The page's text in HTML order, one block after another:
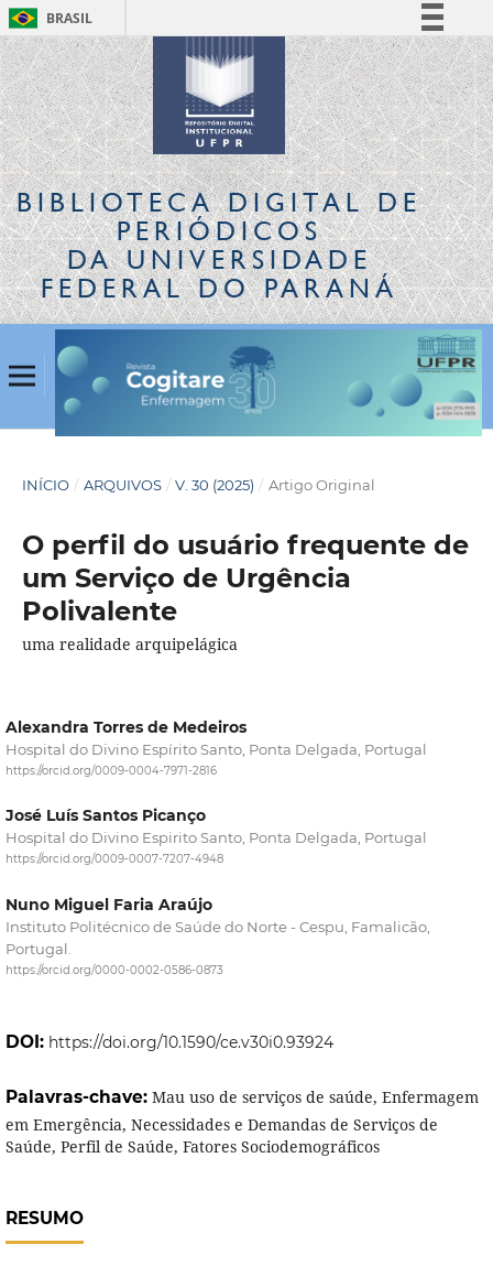
BRASIL
Simplifique!
Comunica BR
Participe
Acesso à informação
Legislação
Canais
BIBLIOTECA DIGITALDE
PERIÓDICOS
DA UNIVERSIDADE
FEDERAL DO PARANÁ
INÍCIO / ARQUIVOS / V. 30 (2025) / Artigo Original
O perfil do usuário frequente de
um Serviço de Urgência
Polivalente
uma realidade arquipelágica
Alexandra Torres de Medeiros
Hospital do Divino Espírito Santo, Ponta Delgada, Portugal
https://orcid.org/0009-0004-7971-2816
José Luís Santos Picanço
Hospital do Divino Espirito Santo, Ponta Delgada, Portugal
https://orcid.org/0009-0007-7207-4948
Nuno Miguel Faria Araújo
Instituto Politécnico de Saúde do Norte - Cespu, Famalicão,
Portugal.
https://orcid.org/0000-0002-0586-0873
DOI: https://doi.org/10.1590/ce.v30i0.93924
Palavras-chave: Mau uso de serviços de saúde, Enfermagem
em Emergência, Necessidades e Demandas de Serviços de
Saúde, Perfil de Saúde, Fatores Sociodemográficos
RESUMO